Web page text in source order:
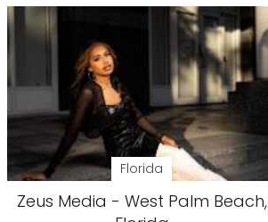
Florida
Zeus Media - West Palm Beach,